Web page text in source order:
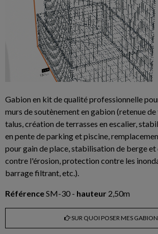
Gabion en kit de qualité professionnelle
murs de soutènement en gabion (retenue
talus, création de terrasses en escalier,
en pente de parking et piscine,
pour gain de place, stabilisation de berge et
contre l'érosion, protection contre les
barrage filtrant, etc.).
RéférenceSM-30 - hauteur 2,50m
SUR QUOI POSER MES